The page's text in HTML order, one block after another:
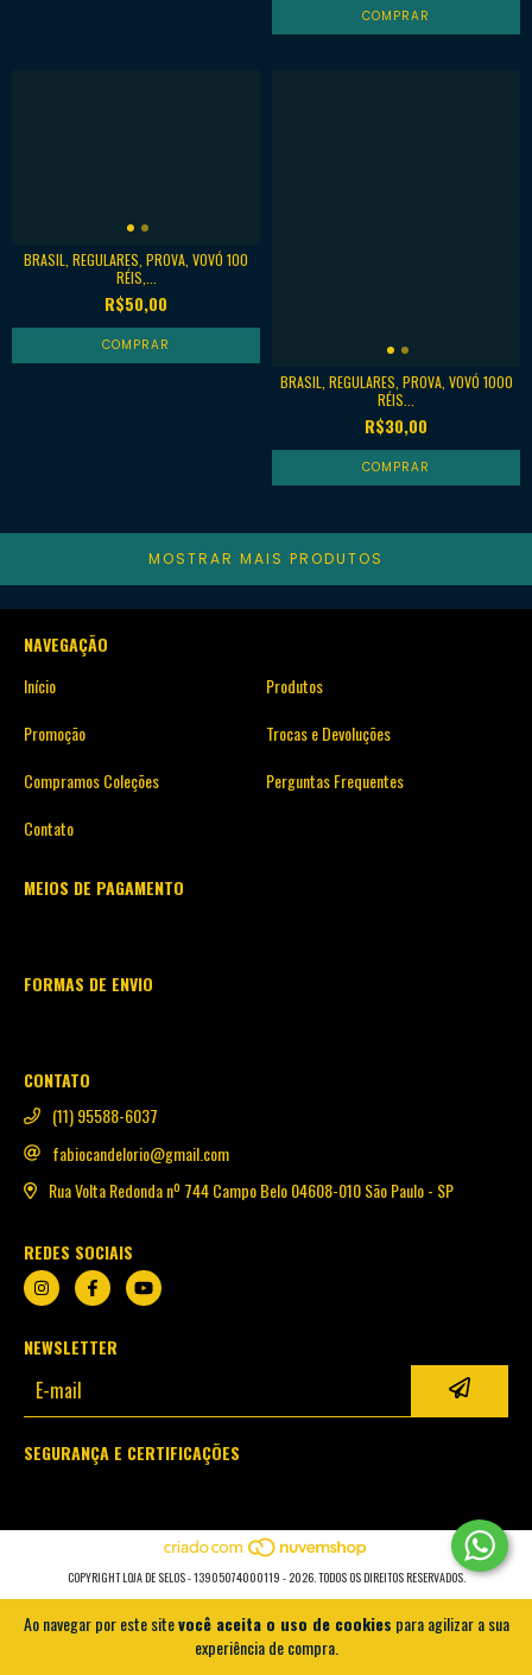
Ao navegar por este sitevocê aceita o uso de cookies para agilizar a sua
experiência de compra.
BRASIL, REGULARES, PROVA, VOVÓ 100
RÉIS,...
R$50,00
BRASIL, REGULARES, PROVA, VOVÓ 1000
RÉIS...
R$30,00
MOSTRAR MAIS PRODUTOS
NAVEGAÇÃO
Início
Produtos
Promoção
Trocas e Devoluções
Compramos Coleções
Perguntas Frequentes
Contato
MEIOS DE PAGAMENTO
FORMAS DE ENVIO
CONTATO
(11) 95588-6037
fabiocandelorio@gmail.com
Rua Volta Redonda nº 744 Campo Belo 04608-010 São Paulo - SP
REDES SOCIAIS
NEWSLETTER
SEGURANÇA E CERTIFICAÇÕES
COPYRIGHT LOJA DE SELOS - 13905074000119 - 2026. TODOS OS DIREITOS RESERVADOS.